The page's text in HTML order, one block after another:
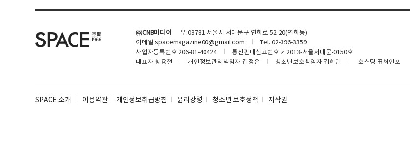
기사문의
Contact
㈜CNB미디어
우.03781 서울시 서대문구 연희로 52-20(연희동)
이메일 spacemagazine00@gmail.com
Tel. 02-396-3359
사업자등록번호 206-81-40424
통신판매신고번호 제2013-서울서대문-0150호
대표자 황용철
개인정보관리책임자 김정은 청소년보호책임자 김혜린 호스팅 퓨처인포
SPACE 소개 이용약관 개인정보취급방침 윤리강령 청소년 보호정책 저작권